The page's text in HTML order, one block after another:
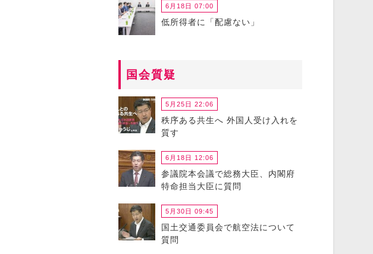
6月18日 07:00
低所得者に「配慮ない」
国会質疑
5月25日 22:06
秩序ある共生へ 外国人受け入れを
質す
6月18日 12:06
参議院本会議で総務大臣、内閣府
特命担当大臣に質問
5月30日 09:45
国土交通委員会で航空法について
質問